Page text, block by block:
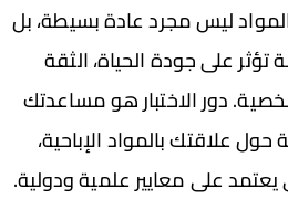
ليس مجرد عادة بسيطة، بل
على جودة الحياة، الثقة
دور الاختبار هو مساعدتك
علاقتك بالمواد الإباحية،
على معايير علمية ودولية.